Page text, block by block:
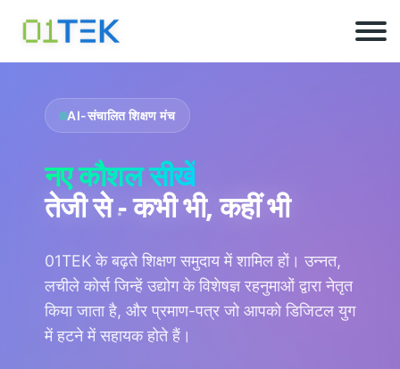
AI-संचालित शिक्षण मंच
नए कौशल सीखें
तेजी से - कभी भी, कहीं भी
01TEK के बढ़ते शिक्षण समुदाय में शामिल हों। उन्नत,
लचीले कोर्स जिन्हें उद्योग के विशेषज्ञ रहनुमाओं द्वारा नेतृत
किया जाता है, और प्रमाण-पत्र जो आपको डिजिटल युग
में हटने में सहायक होते हैं।